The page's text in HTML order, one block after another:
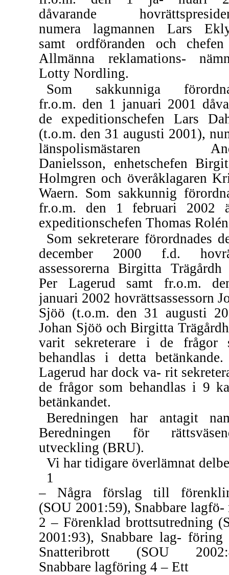
dåvarande
numera lagmannen Lars
samt ordföranden och
Allmänna reklamations-
Lotty Nordling.
Som sakkunniga
fr.o.m. den 1 januari 2001
de expeditionschefen Lars
(t.o.m. den 31 augusti 2001),
länspolismästaren
Danielsson, enhetschefen
Holmgren och överåklagaren
Waern. Som sakkunnig
fr.o.m. den 1 februari 2002
expeditionschefen Thomas
Som sekreterare förordnades
december 2000 f.d.
assessorerna Birgitta Trägårdh
Per Lagerud samt fr.o.m.
januari 2002 hovrättsassessorn
Sjöö (t.o.m. den 31 augusti
Johan Sjöö och Birgitta
varit sekreterare i de frågor
behandlas i detta betänkande.
Lagerud har dock va- rit
de frågor som behandlas i 9
betänkandet.
Beredningen har antagit
Beredningen för
utveckling (BRU).
Vi har tidigare överlämnat
1
– Några förslag till
(SOU 2001:59), Snabbare lagfö-
2 – Förenklad brottsutredning
2001:93), Snabbare lag-
Snatteribrott (SOU
Snabbare lagföring 4 – Ett